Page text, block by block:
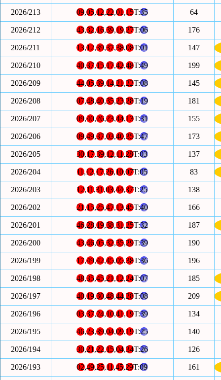
2026/213 09,05,12,22,01,15T:35 64
2026/212 43,32,16,39,19,27T:06 176
2026/211 13,12,39,37,38,08T:01 147
2026/210 40,37,15,17,42,48T:49 199
2026/209 44,05,39,14,21,22T:08 145
2026/208 07,48,40,35,23,28T:19 181
2026/207 09,40,26,23,44,13T:31 155
2026/206 09,49,37,03,40,35T:47 173
2026/205 30,17,39,12,11,28T:03 137
2026/204 11,12,17,26,10,07T:05 83
2026/203 12,11,31,03,44,37T:25 138
2026/202 21,15,25,47,13,45T:40 166
2026/201 46,28,19,38,31,25T:32 187
2026/200 43,46,05,32,35,29T:39 190
2026/199 17,49,42,45,05,38T:36 196
2026/198 48,35,45,21,12,24T:07 185
2026/197 40,19,30,48,44,28T:08 209
2026/196 03,37,24,10,41,19T:39 134
2026/195 46,23,39,04,09,19T:25 140
2026/194 30,21,22,15,04,34T:26 126
2026/193 02,49,25,11,45,29T:09 161